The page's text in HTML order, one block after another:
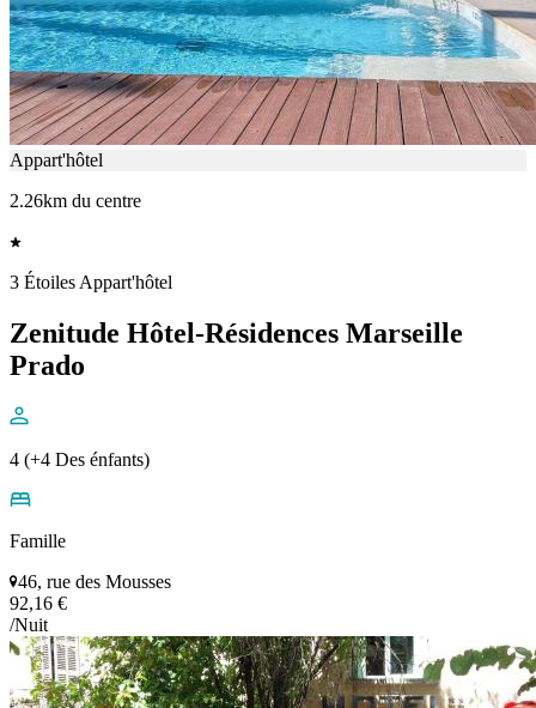
Appart'hôtel
2.26km du centre
3 Étoiles Appart'hôtel
Zenitude Hôtel-Résidences Marseille
Prado
4 (+4 Des énfants)
Famille
46, rue des Mousses
92,16 €
/Nuit